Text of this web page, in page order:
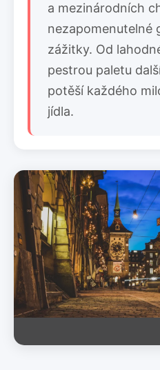
a mezinárodních
nezapomenutelné
zážitky. Od
pestrou paletu
potěší každého
jídla.